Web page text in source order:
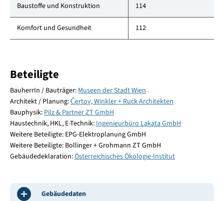
Baustoffe und Konstruktion 114
Komfort und Gesundheit 112
Beteiligte
BauherrIn / Bauträger: Museen der Stadt Wien
Architekt / Planung:Čertov, Winkler + Ruck Architekten
Bauphysik: Pilz & Partner ZT GmbH
Haustechnik, HKL, E-Technik: Ingenieurbüro Lakata GmbH
Weitere Beteiligte: EPG-Elektroplanung GmbH
Weitere Beteiligte: Bollinger + Grohmann ZT GmbH
Gebäudedeklaration:Österreichisches Ökologie-Institut
Gebäudedaten